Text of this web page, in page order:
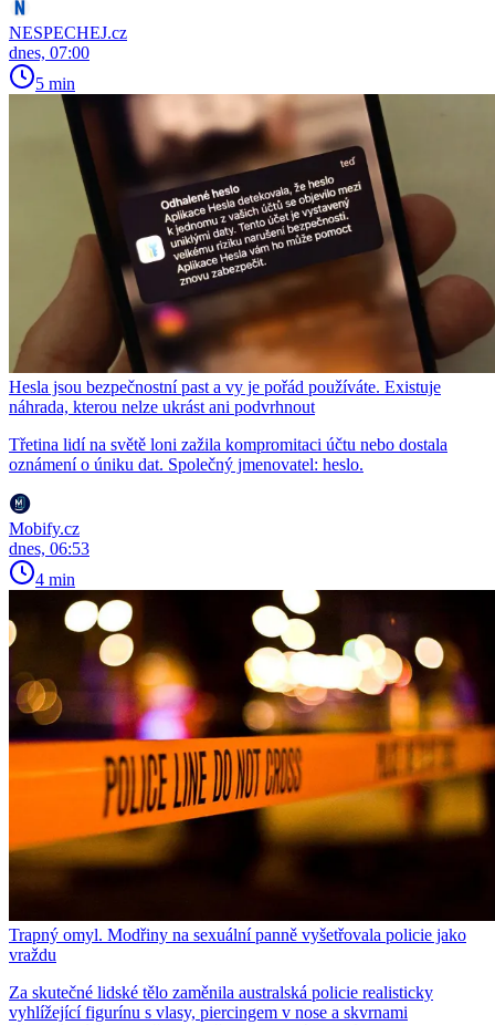
NESPECHEJ.cz
dnes, 07:00
5 min
Hesla jsou bezpečnostní past a vy je pořád používáte. Existuje
náhrada, kterou nelze ukrást ani podvrhnout
Třetina lidí na světě loni zažila kompromitaci účtu nebo dostala
oznámení o úniku dat. Společný jmenovatel: heslo.
Mobify.cz
dnes, 06:53
4 min
Trapný omyl. Modřiny na sexuální panně vyšetřovala policie jako
vraždu
Za skutečné lidské tělo zaměnila australská policie realisticky
vyhlížející figurínu s vlasy, piercingem v nose a skvrnami